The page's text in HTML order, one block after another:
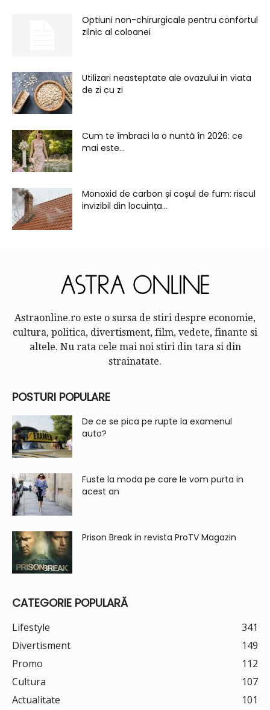
Optiuni non-chirurgicale pentru confortul
zilnic al coloanei
Utilizari neasteptate ale ovazului in viata
de zi cu zi
Cum te îmbraci la o nuntă în 2026: ce
mai este...
Monoxid de carbon și coșul de fum: riscul
invizibil din locuința...
Astraonline.ro este o sursa de stiri despre economie,
cultura, politica, divertisment, film, vedete, finante si
altele. Nu rata cele mai noi stiri din tara si din
strainatate.
POSTURI POPULARE
De ce se pica pe rupte la examenul
auto?
Fuste la moda pe care le vom purta in
acest an
Prison Break in revista ProTV Magazin
CATEGORIE POPULARĂ
Lifestyle
341
Divertisment
149
Promo
112
Cultura
107
Actualitate
101